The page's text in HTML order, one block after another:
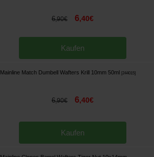
6,90€ 6,40€
Kaufen
Mainline Match Dumbell Wafters Krill 10mm 50ml [244015]
6,90€ 6,40€
Kaufen